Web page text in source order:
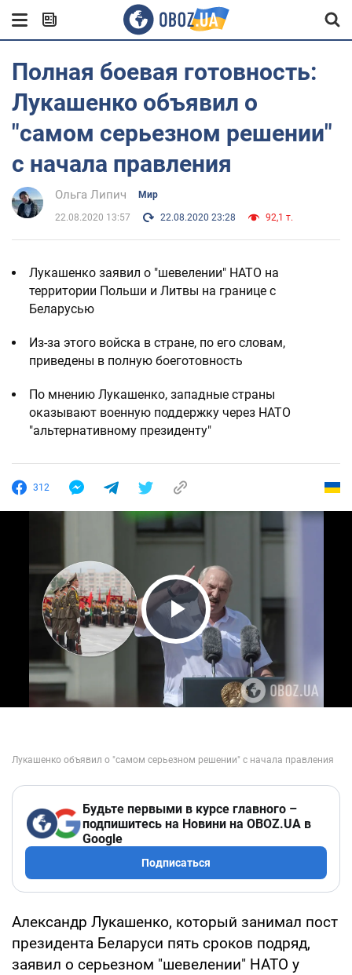
Полная боевая готовность:
Лукашенко объявил о
"самом серьезном решении"
с начала правления
Ольга Липич Мир
22.08.2020 13:57 22.08.2020 23:28 92,1 т.
Лукашенко заявил о "шевелении" НАТО на
территории Польши и Литвы на границе с
Беларусью
Из-за этого войска в стране, по его словам,
приведены в полную боеготовность
По мнению Лукашенко, западные страны
оказывают военную поддержку через НАТО
"альтернативному президенту"
312
Play Video
Будьте первыми в курсе главного –
подпишитесь на Новини на OBOZ.UA в
Google
Подписаться
Александр Лукашенко, который занимал пост
президента Беларуси пять сроков подряд,
заявил о серьезном "шевелении" НАТО у